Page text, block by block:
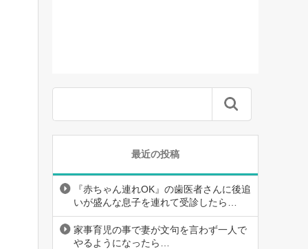
最近の投稿
『赤ちゃん連れOK』の歯医者さんに後追
いが盛んな息子を連れて受診したら…
家事育児の事で妻が文句を言わず一人で
やるようになったら…